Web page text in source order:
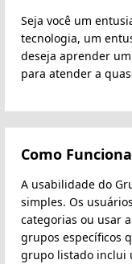
Seja você um
tecnologia, um
deseja aprender
para atender a
Como
A usabilidade do
simples. Os
categorias ou usar
grupos específicos
grupo listado inclui